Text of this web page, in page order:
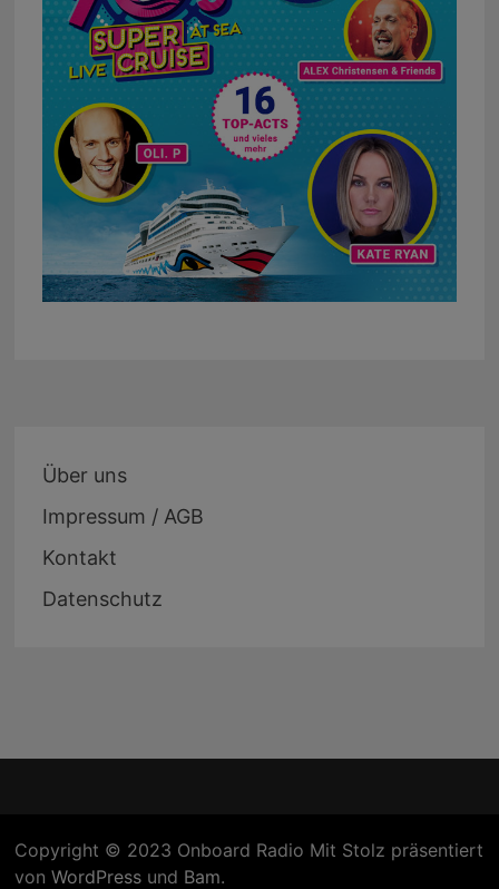
Über uns
Impressum / AGB
Kontakt
Datenschutz
Copyright © 2023 Onboard Radio Mit Stolz präsentiert
von WordPressund Bam.